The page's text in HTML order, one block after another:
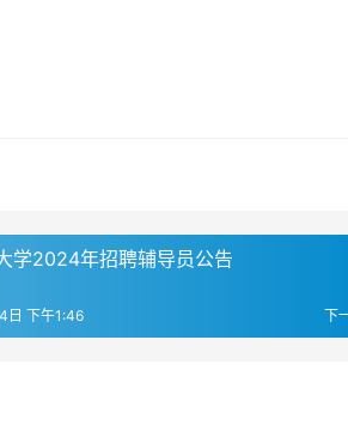
学2024年招聘辅导员公告
下
日 下午1:46